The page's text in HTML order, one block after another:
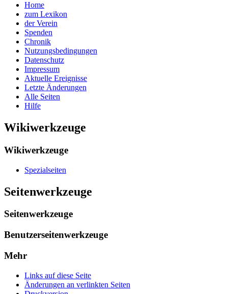
Home
zum Lexikon
der Verein
Spenden
Chronik
Nutzungsbedingungen
Datenschutz
Impressum
Aktuelle Ereignisse
Letzte Änderungen
Alle Seiten
Hilfe
Wikiwerkzeuge
Wikiwerkzeuge
Spezialseiten
Seitenwerkzeuge
Seitenwerkzeuge
Benutzerseitenwerkzeuge
Mehr
Links auf diese Seite
Änderungen an verlinkten Seiten